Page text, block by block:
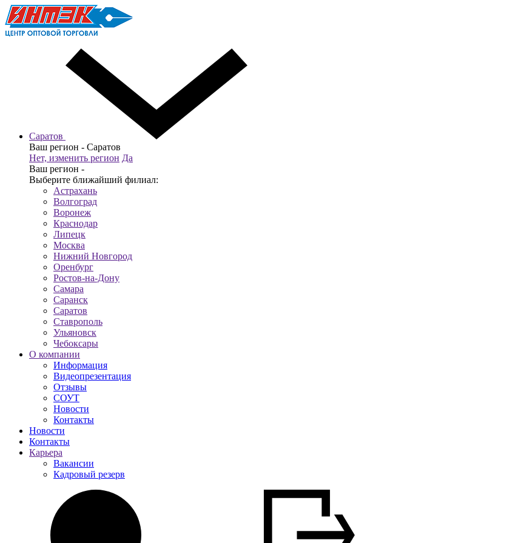
Саратов
Ваш регион - Саратов
Нет, изменить регион Да
Ваш регион -
Выберите ближайший филиал:
Астрахань
Волгоград
Воронеж
Краснодар
Липецк
Москва
Нижний Новгород
Оренбург
Ростов-на-Дону
Самара
Саранск
Саратов
Ставрополь
Ульяновск
Чебоксары
О компании
Информация
Видеопрезентация
Отзывы
СОУТ
Новости
Контакты
Новости
Контакты
Карьера
Вакансии
Кадровый резерв